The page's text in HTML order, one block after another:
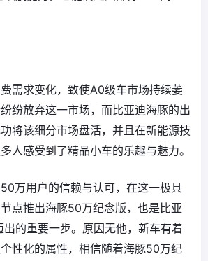
需求变化，致使A0级车市场持续萎
纷放弃这一市场，而比亚迪海豚的出
将该细分市场盘活，并且在新能源技
人感受到了精品小车的乐趣与魅力。
万用户的信赖与认可，在这一极具
点推出海豚50万纪念版，也是比亚
的重要一步。原因无他，新车有着
性化的属性，相信随着海豚50万纪